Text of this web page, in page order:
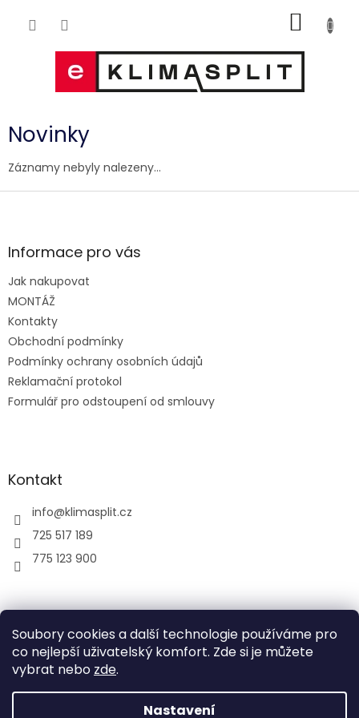
Soubory cookies a další technologie používáme pro
co nejlepší uživatelský komfort. Zde si je můžete
vybrat nebo zde.
Nastavení
KOŠÍK
Novinky
Záznamy nebyly nalezeny...
Z
aInformace pro vás
Jak nakupovat
MONTÁŽ
Kontakty
Obchodní podmínky
Podmínky ochrany osobních údajů
Reklamační protokol
Formulář pro odstoupení od smlouvy
Kontakt
info@klimasplit.cz
725 517 189
775 123 900
air-cool